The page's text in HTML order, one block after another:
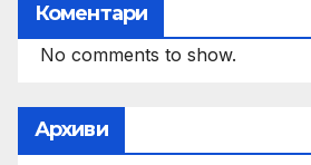
Коментари
No comments to show.
Архиви